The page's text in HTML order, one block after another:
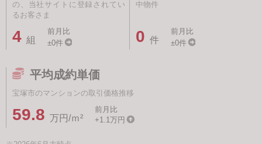
の、当社サイトに登録されてい
るお客さま
4 組
前月比
±0件
中物件
0 件
前月比
±0件
平均成約単価
宝塚市のマンションの取引価格推移
59.8 万円/ｍ²
前月比
+1.1万円